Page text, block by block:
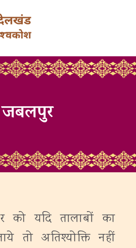
जबलपुर
को यदि तालाबों का
तो अतिश्योक्ति नहीं